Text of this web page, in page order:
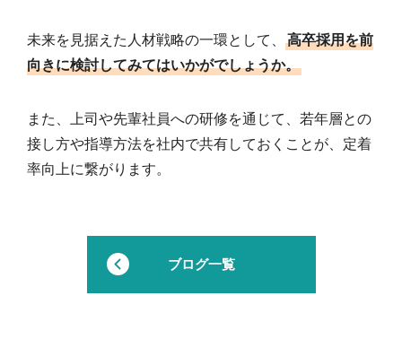
未来を見据えた人材戦略の一環として、
高卒採用を前
向きに検討してみてはいかがでしょうか。
また、上司や先輩社員への研修を通じて、若年層との
接し方や指導方法を社内で共有しておくことが、定着
率向上に繋がります。
ブログ一覧